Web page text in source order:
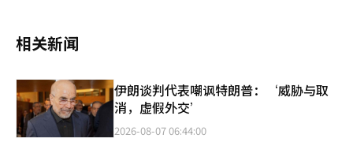
相关新闻
伊朗谈判代表嘲讽特朗普：‘威胁与取
消，虚假外交’
2026-08-07 06:44:00